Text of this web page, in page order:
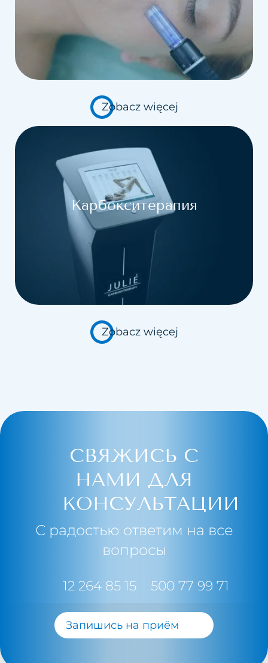
Zobacz więcej
Карбокситерапия
Zobacz więcej
СВЯЖИСЬ С
НАМИ ДЛЯ
КОНСУЛЬТАЦИИ
С радостью ответим на все
вопросы
12 264 85 15 500 77 99 71
Запишись на приём